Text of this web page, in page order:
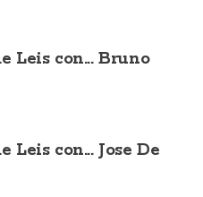
Leis con... Bruno
Leis con... Jose De